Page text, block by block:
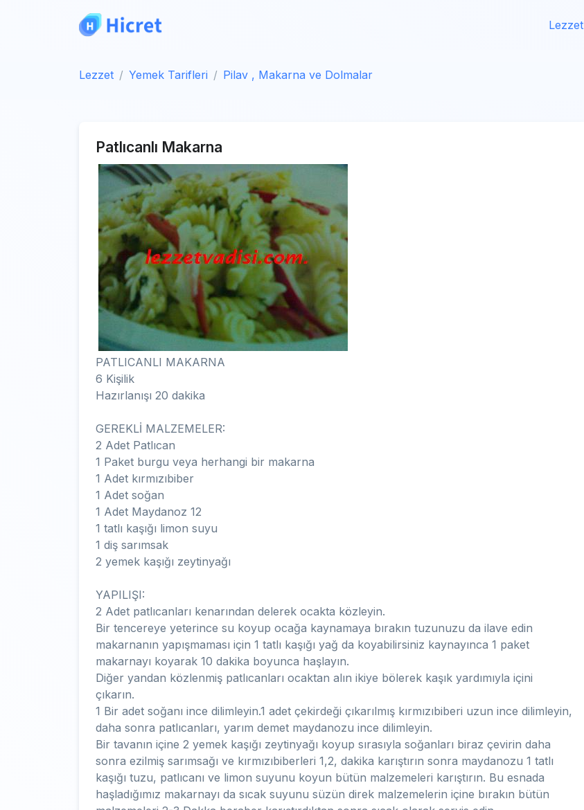
Lezzet
Lezzet Yemek Tarifleri Pilav , Makarna ve Dolmalar
Patlıcanlı Makarna
PATLICANLI MAKARNA
6 Kişilik
Hazırlanışı 20 dakika
GEREKLİ MALZEMELER:
2 Adet Patlıcan
1 Paket burgu veya herhangi bir makarna
1 Adet kırmızıbiber
1 Adet soğan
1 Adet Maydanoz 12
1 tatlı kaşığı limon suyu
1 diş sarımsak
2 yemek kaşığı zeytinyağı
YAPILIŞI:
2 Adet patlıcanları kenarından delerek ocakta közleyin.
Bir tencereye yeterince su koyup ocağa kaynamaya bırakın tuzunuzu da ilave edin
makarnanın yapışmaması için 1 tatlı kaşığı yağ da koyabilirsiniz kaynayınca 1 paket
makarnayı koyarak 10 dakika boyunca haşlayın.
Diğer yandan közlenmiş patlıcanları ocaktan alın ikiye bölerek kaşık yardımıyla içini
çıkarın.
1 Bir adet soğanı ince dilimleyin.1 adet çekirdeği çıkarılmış kırmızıbiberi uzun ince dilimleyin,
daha sonra patlıcanları, yarım demet maydanozu ince dilimleyin.
Bir tavanın içine 2 yemek kaşığı zeytinyağı koyup sırasıyla soğanları biraz çevirin daha
sonra ezilmiş sarımsağı ve kırmızıbiberleri 1,2, dakika karıştırın sonra maydanozu 1 tatlı
kaşığı tuzu, patlıcanı ve limon suyunu koyun bütün malzemeleri karıştırın. Bu esnada
haşladığımız makarnayı da sıcak suyunu süzün direk malzemelerin içine bırakın bütün